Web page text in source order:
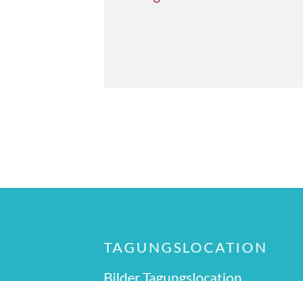
TAGUNGSLOCATION
Bilder Tagungslocation